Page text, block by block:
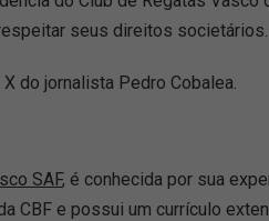
seus direitos societários.
do jornalista Pedro Cobalea.
SAF, é conhecida por sua
CBF e possui um currículo